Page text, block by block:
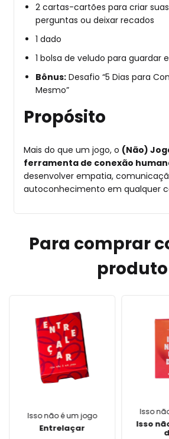
2 cartas-cartões para criar
perguntas ou deixar recados
1 dado
1 bolsa de veludo para guardar
Bônus: Desafio “5 Dias para
Mesmo”
Propósito
Mais do que um jogo, o (Não)
ferramenta de conexão
desenvolver empatia,
autoconhecimento em qualquer
Para comprar
produto
Isso não é um jogo
Entrelaçar
Isso
Isso